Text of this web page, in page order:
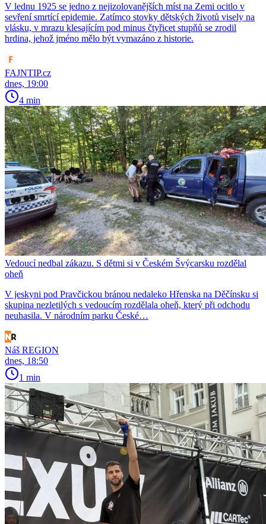
V lednu 1925 se jedno z nejizolovanějších míst na Zemi ocitlo v
sevření smrtící epidemie. Zatímco stovky dětských životů visely na
vlásku, v mrazu klesajícím pod minus čtyřicet stupňů se zrodil
hrdina, jehož jméno mělo být vymazáno z historie.
FAJNTIP.cz
dnes, 19:00
4 min
Vedoucí nedbal zákazu. S dětmi si v Českém Švýcarsku rozdělal
oheň
V jeskyni pod Pravčickou bránou nedaleko Hřenska na Děčínsku si
skupina nezletilých s vedoucím rozdělala oheň, který při odchodu
neuhasila. V národním parku České…
Náš REGION
dnes, 18:50
1 min